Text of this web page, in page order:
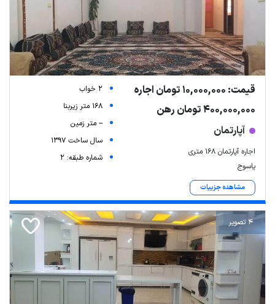
قیمت: 10,000,000 تومان اجاره
400,000,000 تومان رهن
آپارتمان
اجاره آپارتمان ۱۶۸ متری
یاسوج
مشاهده جزییات
2 خواب
168 متر زیربنا
-- متر زمین
سال ساخت 1397
شماره طبقه: 2
4 تصویر